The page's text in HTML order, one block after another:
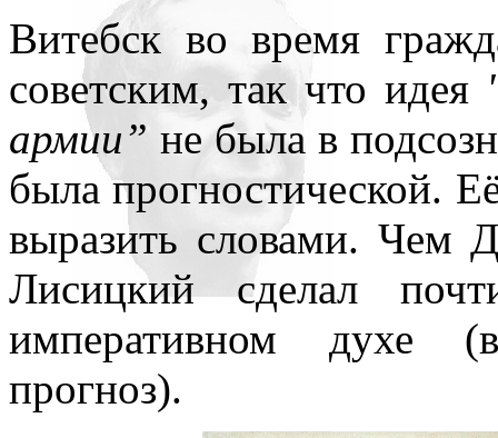
Витебск во время
советским, так что идея
армии” не была в
была прогностической.
выразить словами. Чем
Лисицкий сделал
императивном духе
прогноз).